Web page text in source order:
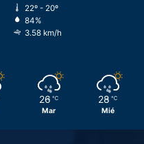
22º - 20º
84%
3.58 km/h
26 ℃
Mar
28 ℃
Mié